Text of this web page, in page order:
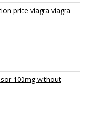
price viagra viagra
100mg without